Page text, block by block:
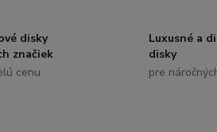
disky
značiek
cenu
Luxusné a
disky
pre